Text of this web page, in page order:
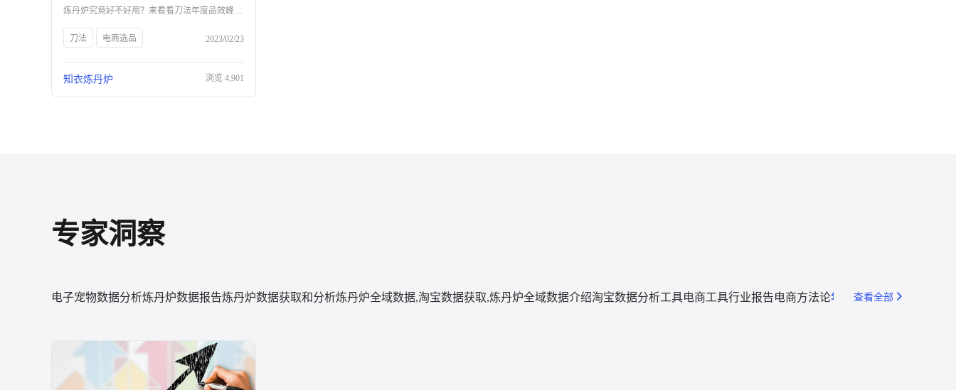
炼丹炉究竟好不好用？来看看刀法年度品效峰会上的客户都怎么说～
刀法 电商选品 2023/02/23
知衣炼丹炉 浏览 4,901
专家洞察
电子宠物数据分析炼丹炉数据报告炼丹炉数据获取和分析炼丹炉全域数据,淘宝数据获取,炼丹炉全域数据介绍淘宝数据分析工具电商工具行业报告电商方法论年度回顾
查看全部